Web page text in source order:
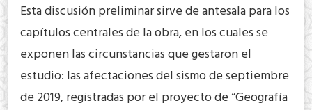
Esta discusión preliminar sirve de antesala para los
capítulos centrales de la obra, en los cuales se
exponen las circunstancias que gestaron el
estudio: las afectaciones del sismo de septiembre
de 2019, registradas por el proyecto de “Geografía